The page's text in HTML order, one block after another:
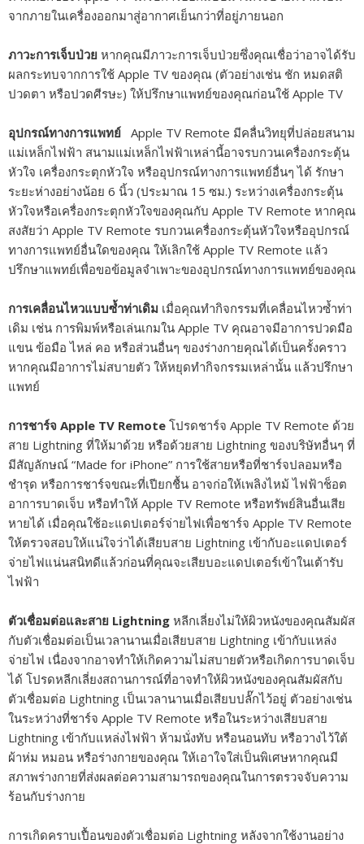
จากภายในเครื่องออกมาสู่อากาศเย็นกว่าที่อยู่ภายนอก
ภาวะการเจ็บป่วย หากคุณมีภาวะการเจ็บป่วยซึ่งคุณเชื่อว่าอาจได้รับ
ผลกระทบจากการใช้ Apple TV ของคุณ (ตัวอย่างเช่น ชัก หมดสติ
ปวดตา หรือปวดศีรษะ) ให้ปรึกษาแพทย์ของคุณก่อนใช้ Apple TV
อุปกรณ์ทางการแพทย์ Apple TV Remote มีคลื่นวิทยุที่ปล่อยสนาม
แม่เหล็กไฟฟ้า สนามแม่เหล็กไฟฟ้าเหล่านี้อาจรบกวนเครื่องกระตุ้น
หัวใจ เครื่องกระตุกหัวใจ หรืออุปกรณ์ทางการแพทย์อื่นๆ ได้ รักษา
ระยะห่างอย่างน้อย 6 นิ้ว (ประมาณ 15 ซม.) ระหว่างเครื่องกระตุ้น
หัวใจหรือเครื่องกระตุกหัวใจของคุณกับ Apple TV Remote หากคุณ
สงสัยว่า Apple TV Remote รบกวนเครื่องกระตุ้นหัวใจหรืออุปกรณ์
ทางการแพทย์อื่นใดของคุณ ให้เลิกใช้ Apple TV Remote แล้ว
ปรึกษาแพทย์เพื่อขอข้อมูลจำเพาะของอุปกรณ์ทางการแพทย์ของคุณ
การเคลื่อนไหวแบบซ้ำท่าเดิม เมื่อคุณทำกิจกรรมที่เคลื่อนไหวซ้ำท่า
เดิม เช่น การพิมพ์หรือเล่นเกมใน Apple TV คุณอาจมีอาการปวดมือ
แขน ข้อมือ ไหล่ คอ หรือส่วนอื่นๆ ของร่างกายคุณได้เป็นครั้งคราว
หากคุณมีอาการไม่สบายตัว ให้หยุดทำกิจกรรมเหล่านั้น แล้วปรึกษา
แพทย์
การชาร์จ Apple TV Remote โปรดชาร์จ Apple TV Remote ด้วย
สาย Lightning ที่ให้มาด้วย หรือด้วยสาย Lightning ของบริษัทอื่นๆ ที่
มีสัญลักษณ์ “Made for iPhone” การใช้สายหรือที่ชาร์จปลอมหรือ
ชำรุด หรือการชาร์จขณะที่เปียกชื้น อาจก่อให้เพลิงไหม้ ไฟฟ้าช็อต
อาการบาดเจ็บ หรือทำให้ Apple TV Remote หรือทรัพย์สินอื่นเสีย
หายได้ เมื่อคุณใช้อะแดปเตอร์จ่ายไฟเพื่อชาร์จ Apple TV Remote
ให้ตรวจสอบให้แน่ใจว่าได้เสียบสาย Lightning เข้ากับอะแดปเตอร์
จ่ายไฟแน่นสนิทดีแล้วก่อนที่คุณจะเสียบอะแดปเตอร์เข้าในเต้ารับ
ไฟฟ้า
ตัวเชื่อมต่อและสาย Lightning หลีกเลี่ยงไม่ให้ผิวหนังของคุณสัมผัส
กับตัวเชื่อมต่อเป็นเวลานานเมื่อเสียบสาย Lightning เข้ากับแหล่ง
จ่ายไฟ เนื่องจากอาจทำให้เกิดความไม่สบายตัวหรือเกิดการบาดเจ็บ
ได้ โปรดหลีกเลี่ยงสถานการณ์ที่อาจทำให้ผิวหนังของคุณสัมผัสกับ
ตัวเชื่อมต่อ Lightning เป็นเวลานานเมื่อเสียบปลั๊กไว้อยู่ ตัวอย่างเช่น
ในระหว่างที่ชาร์จ Apple TV Remote หรือในระหว่างเสียบสาย
Lightning เข้ากับแหล่งไฟฟ้า ห้ามนั่งทับ หรือนอนทับ หรือวางไว้ใต้
ผ้าห่ม หมอน หรือร่างกายของคุณ ให้เอาใจใส่เป็นพิเศษหากคุณมี
สภาพร่างกายที่ส่งผลต่อความสามารถของคุณในการตรวจจับความ
ร้อนกับร่างกาย
การเกิดคราบเปื้อนของตัวเชื่อมต่อ Lightning หลังจากใช้งานอย่าง